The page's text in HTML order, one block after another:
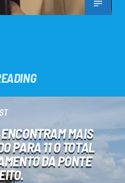
MAIS
PARA 11 O TOTAL
DA PONTE